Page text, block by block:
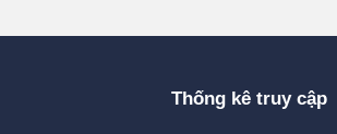
Thống kê truy cập